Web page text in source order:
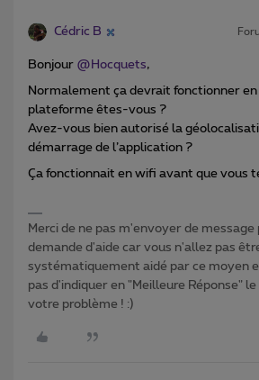
Cédric B
Bonjour @Hocquets,
Normalement ça devrait fonctionner
plateforme êtes-vous ?
Avez-vous bien autorisé la
démarrage de l’application ?
Ça fonctionnait en wifi avant que vous
Merci de ne pas m'envoyer de message
demande d'aide car vous n'allez pas
systématiquement aidé par ce moyen
pas d'indiquer en "Meilleure Réponse"
votre problème ! :)